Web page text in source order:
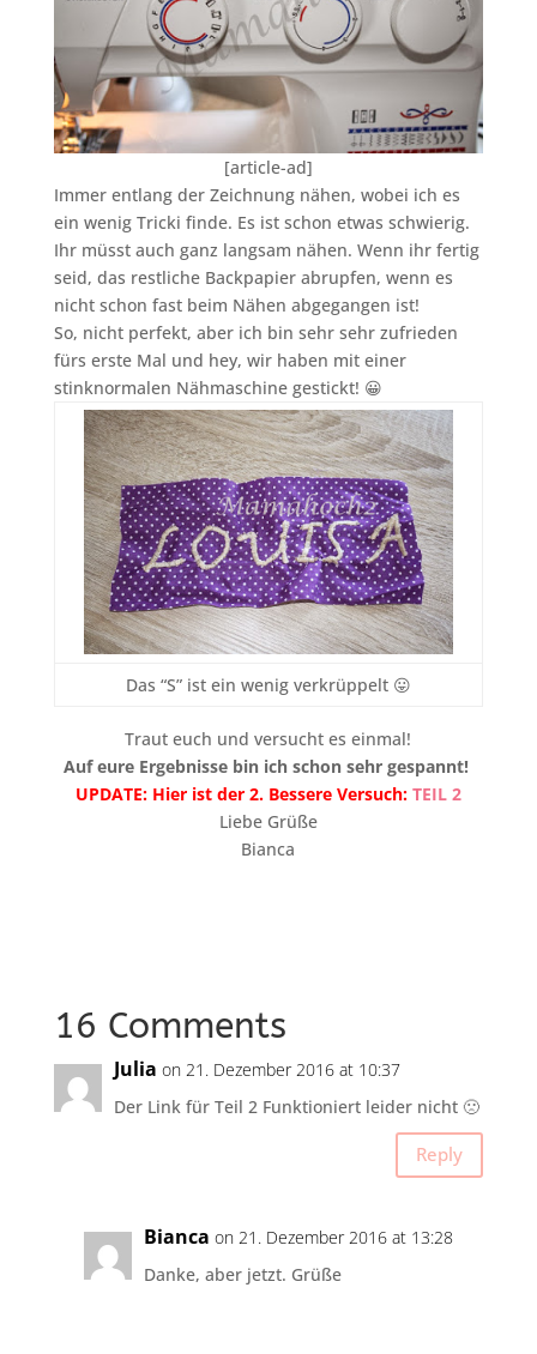
[article-ad]
Immer entlang der Zeichnung nähen, wobei ich es
ein wenig Tricki finde. Es ist schon etwas schwierig.
Ihr müsst auch ganz langsam nähen. Wenn ihr fertig
seid, das restliche Backpapier abrupfen, wenn es
nicht schon fast beim Nähen abgegangen ist!
So, nicht perfekt, aber ich bin sehr sehr zufrieden
fürs erste Mal und hey, wir haben mit einer
stinknormalen Nähmaschine gestickt! 😀
Das “S” ist ein wenig verkrüppelt 😛
Traut euch und versucht es einmal!
Auf eure Ergebnisse bin ich schon sehr gespannt!
UPDATE: Hier ist der 2. Bessere Versuch: TEIL 2
Liebe Grüße
Bianca
16 Comments
Julia on 21. Dezember 2016 at 10:37
Der Link für Teil 2 Funktioniert leider nicht 🙁
Reply
Bianca on 21. Dezember 2016 at 13:28
Danke, aber jetzt. Grüße